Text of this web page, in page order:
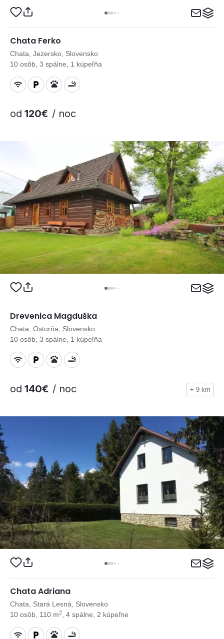
Chata Ferko
Chata, Jezersko, Slovensko
10 osôb, 3 spálne, 1 kúpeľňa
od 120€ / noc
Drevenica Magduška
Chata, Osturňa, Slovensko
10 osôb, 3 spálne, 1 kúpeľňa
od 140€ / noc + 9 km
Chata Adriana
Chata, Stará Lesná, Slovensko
10 osôb, 110 m2 , 4 spálne, 2 kúpeľne